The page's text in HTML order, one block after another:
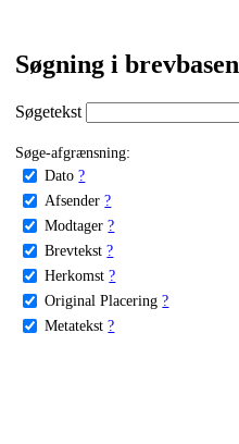
Søgning i brevbasen
Søgetekst
Søge-afgrænsning:
Dato ?
Afsender ?
Modtager ?
Brevtekst ?
Herkomst ?
Original Placering ?
Metatekst ?